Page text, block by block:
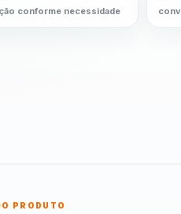
conforme necessidade
PRODUTO